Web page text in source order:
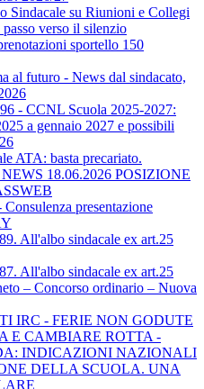
Sindacale su Riunioni e Collegi
verso il silenzio
sportello 150
al futuro - News dal sindacato,
- CCNL Scuola 2025-2027:
a gennaio 2027 e possibili
ATA: basta precariato.
18.06.2026 POSIZIONE
presentazione
All'albo sindacale ex art.25
All'albo sindacale ex art.25
– Concorso ordinario – Nuova
IRC - FERIE NON GODUTE
E CAMBIARE ROTTA -
INDICAZIONI NAZIONALI
DELLA SCUOLA. UNA